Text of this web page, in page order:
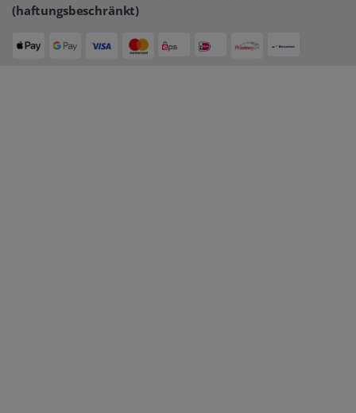
(haftungsbeschränkt)